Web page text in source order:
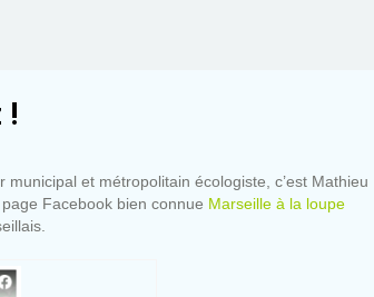
!
municipal et métropolitain écologiste, c’est Mathieu
Facebook bien connue Marseille à la loupe